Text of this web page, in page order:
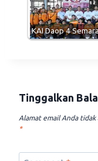
KAI Daop 4
Tinggalkan
Alamat email Anda tidak
*